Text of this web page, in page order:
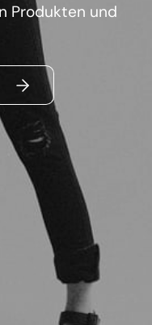
Produkten und
ABSENDEN